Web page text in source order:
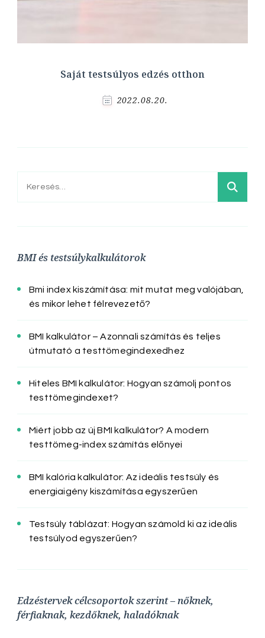
Saját testsúlyos edzés otthon
2022.08.20.
Keresés:
BMI és testsúlykalkulátorok
Bmi index kiszámítása: mit mutat meg valójában,
és mikor lehet félrevezető?
BMI kalkulátor – Azonnali számítás és teljes
útmutató a testtömegindexedhez
Hiteles BMI kalkulátor: Hogyan számolj pontos
testtömegindexet?
Miért jobb az új BMI kalkulátor? A modern
testtömeg-index számítás előnyei
BMI kalória kalkulátor: Az ideális testsúly és
energiaigény kiszámítása egyszerűen
Testsúly táblázat: Hogyan számold ki az ideális
testsúlyod egyszerűen?
Edzéstervek célcsoportok szerint – nőknek,
férfiaknak, kezdőknek, haladóknak